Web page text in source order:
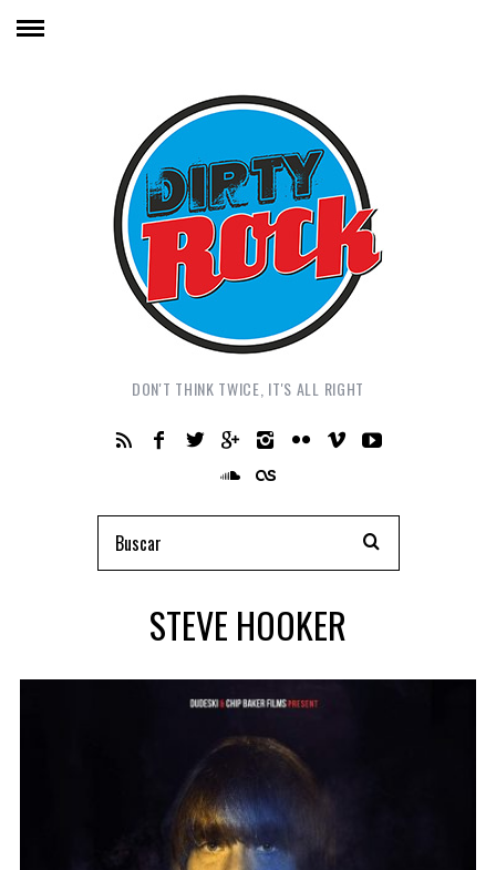
DON'T THINK TWICE, IT'S ALL RIGHT
STEVE HOOKER